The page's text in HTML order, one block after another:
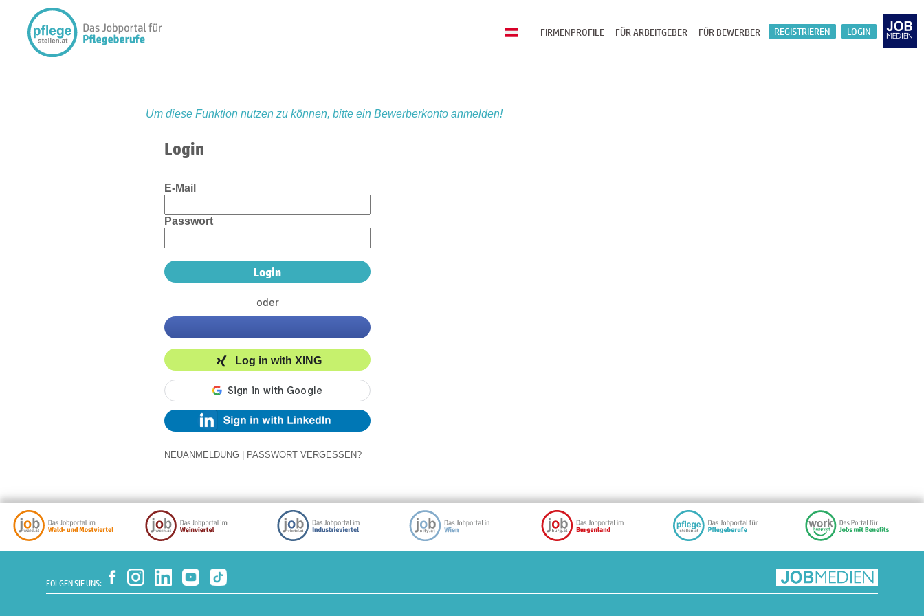
LOGIN
REGISTRIEREN
FÜR BEWERBER
FÜR ARBEITGEBER
FIRMENPROFILE
Um diese Funktion nutzen zu können, bitte ein Bewerberkonto anmelden!
Login
E-Mail
Passwort
oder
Log in with XING
NEUANMELDUNG PASSWORT VERGESSEN?
FOLGEN SIE UNS: